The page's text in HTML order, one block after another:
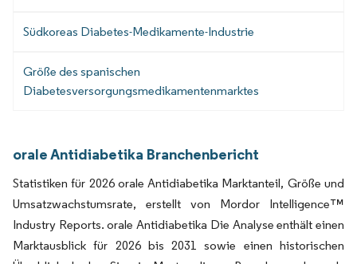
Südkoreas Diabetes-Medikamente-Industrie
Größe des spanischen
Diabetesversorgungsmedikamentenmarktes
orale Antidiabetika Branchenbericht
Statistiken für 2026 orale Antidiabetika Marktanteil, Größe und
Umsatzwachstumsrate, erstellt von Mordor Intelligence™
Industry Reports. orale Antidiabetika Die Analyse enthält einen
Marktausblick für 2026 bis 2031 sowie einen historischen